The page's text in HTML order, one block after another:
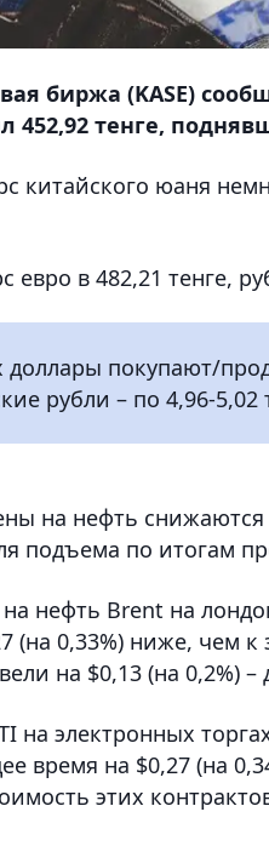
биржа (KASE)
452,92 тенге,
китайского юаня
евро в 482,21 тенге,
покупают/
рубли – по 4,96-5,02
на нефть снижаются
подъема по итогам
нефть Brent на
(на 0,33%) ниже, чем
на $0,13 (на 0,2%) –
на электронных
время на $0,27 (на
этих